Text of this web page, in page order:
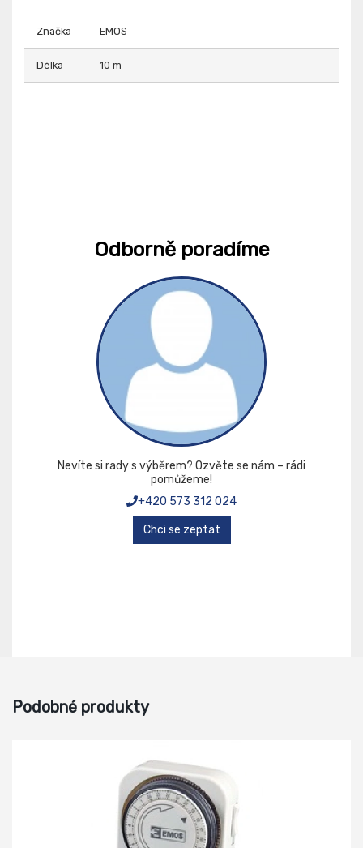
Značka EMOS
Délka 10 m
Odborně poradíme
Nevíte si rady s výběrem? Ozvěte se nám – rádi
pomůžeme!
+420 573 312 024
Chci se zeptat
Podobné produkty